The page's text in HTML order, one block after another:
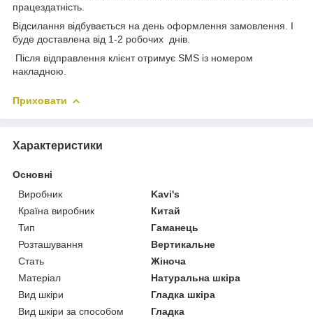
працездатність.
Відсилання відбувається на день оформлення замовлення. І
буде доставлена від 1-2 робочих днів.
Після відправлення клієнт отримує SMS із номером
накладною.
Приховати
Характеристики
Основні
Виробник
Kavi's
Країна виробник
Китай
Тип
Гаманець
Розташування
Вертикальне
Стать
Жіноча
Матеріал
Натуральна шкіра
Вид шкіри
Гладка шкіра
Вид шкіри за способом
Гладка